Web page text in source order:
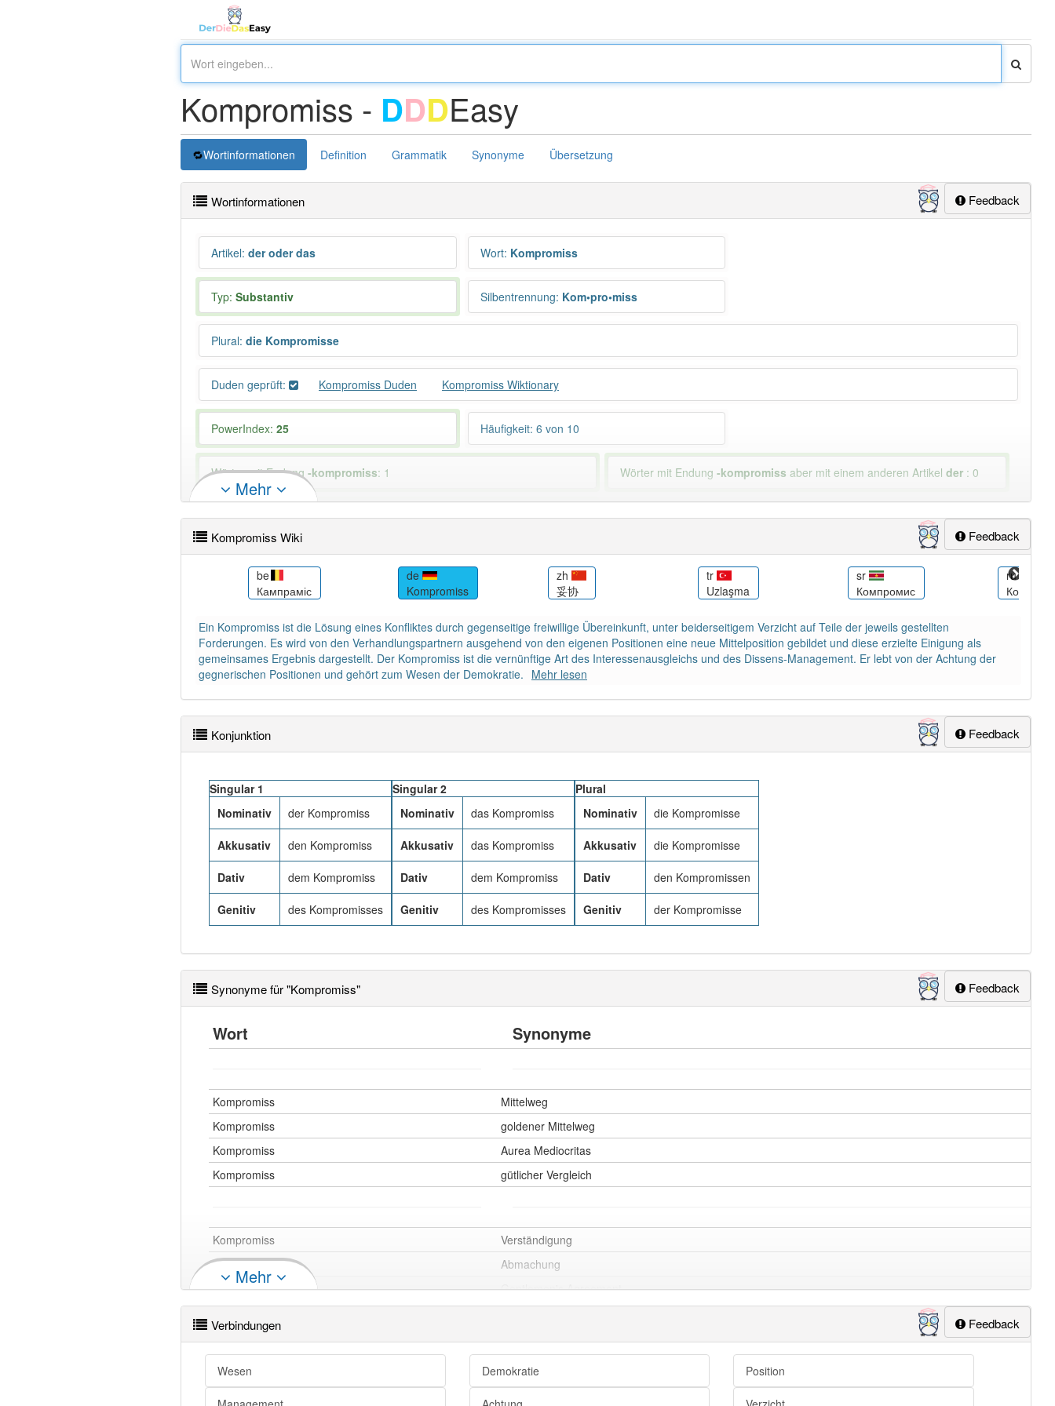
Kompromiss - DDDEasy
Wortinformationen Definition Grammatik Synonyme Übersetzung
Feedback
Wortinformationen
Artikel: der oder das Wort: Kompromiss
Typ: Substantiv Silbentrennung: Kom•pro•miss
Plural: die Kompromisse
Duden geprüft: Kompromiss Duden Kompromiss Wiktionary
PowerIndex: 25 Häufigkeit: 6 von 10
Wörter mit Endung -kompromiss: 1 Wörter mit Endung-kompromiss aber mit einem anderen Artikelder : 0
92% unserer Spielapp-Nutzer haben den Artikel korrekt erraten.
Mehr
Feedback
Kompromiss Wiki
be
Кампраміс
de
Kompromiss
zh
妥协
tr
Uzlaşma
sr
Компромис
ru
Ein Kompromiss ist die Lösung eines Konfliktes durch gegenseitige freiwillige Übereinkunft, unter beiderseitigem Verzicht auf Teile der jeweils gestellten
Forderungen. Es wird von den Verhandlungspartnern ausgehend von den eigenen Positionen eine neue Mittelposition gebildet und diese erzielte Einigung als
gemeinsames Ergebnis dargestellt. Der Kompromiss ist die vernünftige Art des Interessenausgleichs und des Dissens-Management. Er lebt von der Achtung der
gegnerischen Positionen und gehört zum Wesen der Demokratie. Mehr lesen
Feedback
Konjunktion
Singular 1
Nominativ
der Kompromiss
Akkusativ den Kompromiss
Dativ dem Kompromiss
Genitiv des Kompromisses
Singular 2
Nominativ
das Kompromiss
Akkusativ das Kompromiss
Dativ dem Kompromiss
Genitiv des Kompromisses
Plural
Nominativ
die Kompromisse
Akkusativ die Kompromisse
Dativ den Kompromissen
Genitiv der Kompromisse
Feedback
Synonyme für "Kompromiss"
Wort Synonyme
Kompromiss
Mittelweg
Kompromiss
goldener Mittelweg
Kompromiss
Aurea Mediocritas
Kompromiss
gütlicher Vergleich
Kompromiss
Verständigung
Kompromiss
Abmachung
Kompromiss
Gentlemen's Agreement
Kompromiss
Kompromiss
Vereinbarung
Mehr
Feedback
Verbindungen
Wesen Demokratie Position